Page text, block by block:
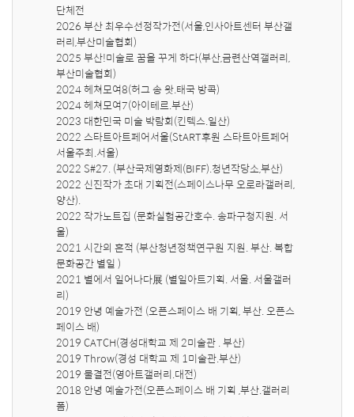
단체전
2026 부산 최우수선정작가전(서울,인사아트센터 부산갤
러리,부산미술협회)
2025 부산!미술로 꿈을 꾸게 하다(부산,금련산역갤러리,
부산미술협회)
2024 헤쳐모여8(허그 송 왓.태국 방콕)
2024 헤쳐모여7(아이테르.부산)
2023 대한민국 미술 박람회(킨텍스.일산)
2022 스타트아트페어서울(StART후원 스타트아트페어
서울주최.서울)
2022 S#27. (부산국제영화제(BIFF).청년작당소,부산)
2022 신진작가 초대 기획전(스페이스나무 오로라갤러리,
양산).
2022 작가노트집 (문화실험공간호수. 송파구청지원. 서
울)
2021 시간의 흔적 (부산청년정책연구원 지원. 부산. 복합
문화공간 별일 )
2021 별에서 일어나다展 (별일아트기획. 서울. 서울갤러
리)
2019 안녕 예술가전 (오픈스페이스 배 기획, 부산. 오픈스
페이스 배)
2019 CATCH(경성대학교 제 2미술관 . 부산)
2019 Throw(경성 대학교 제 1미술관.부산)
2019 물결전(영아트갤러리.대전)
2018 안녕 예술가전(오픈스페이스 배 기획 ,부산.갤러리
폼)